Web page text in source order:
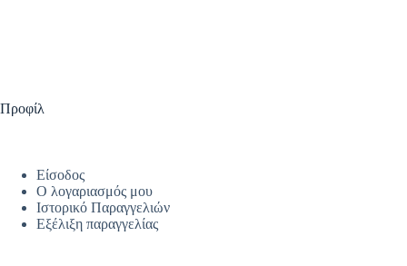
Προφίλ
Είσοδος
Ο λογαριασμός μου
Ιστορικό Παραγγελιών
Εξέλιξη παραγγελίας